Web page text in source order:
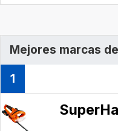
Mejores marcas
1